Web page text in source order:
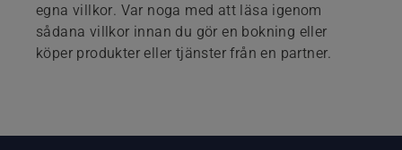
egna villkor. Var noga med att läsa igenom
sådana villkor innan du gör en bokning eller
köper produkter eller tjänster från en partner.